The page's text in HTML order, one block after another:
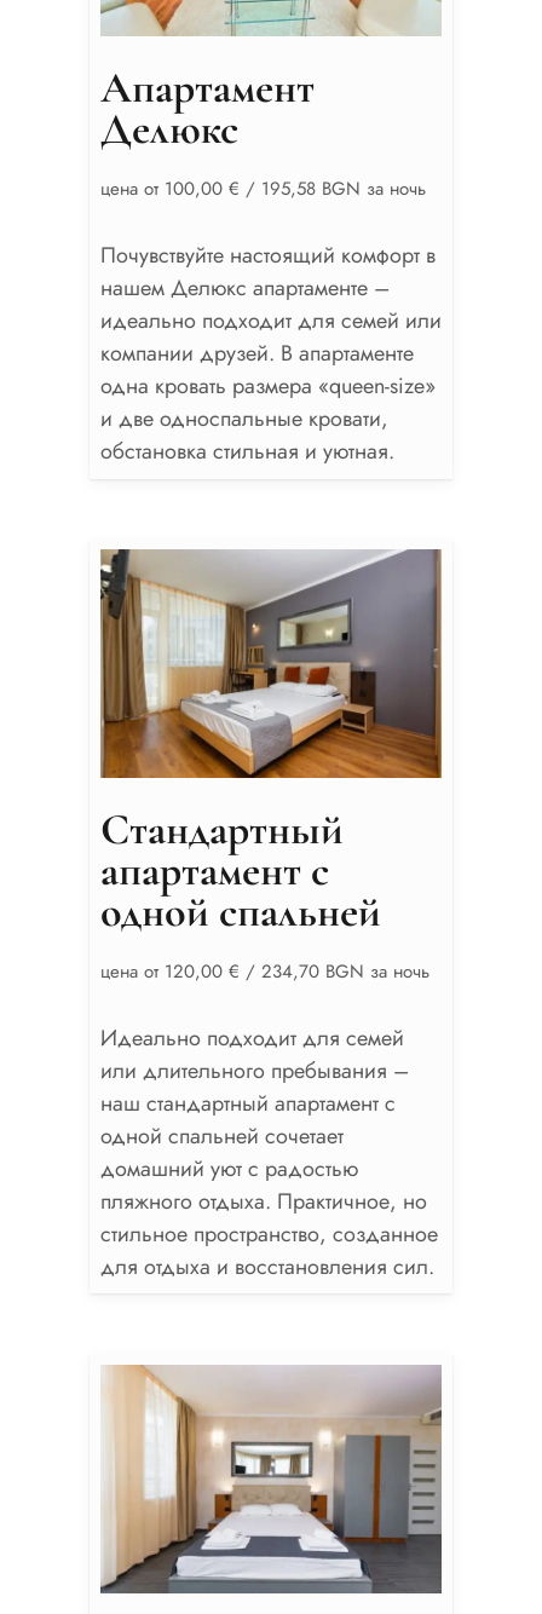
Апартамент
Делюкс
цена от 100,00 € / 195,58 BGN за ночь
Почувствуйте настоящий комфорт в
нашем Делюкс апартаменте –
идеально подходит для семей или
компании друзей. В апартаменте
одна кровать размера «queen-size»
и две односпальные кровати,
обстановка стильная и уютная.
Стандартный
апартамент с
одной спальней
цена от 120,00 € / 234,70 BGN за ночь
Идеально подходит для семей
или длительного пребывания –
наш стандартный апартамент с
одной спальней сочетает
домашний уют с радостью
пляжного отдыха. Практичное, но
стильное пространство, созданное
для отдыха и восстановления сил.